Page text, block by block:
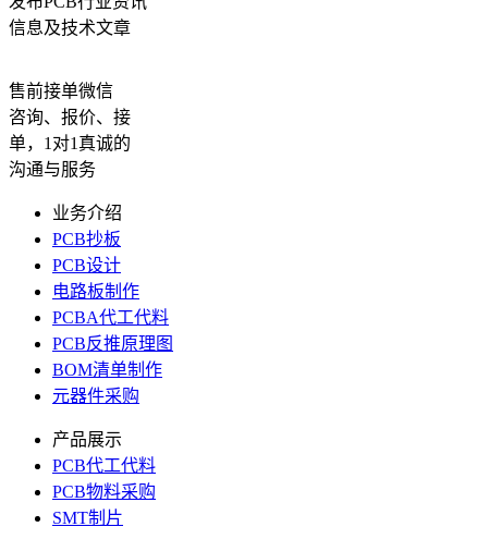
信息及技术文章
售前接单微信
咨询、报价、接
单，1对1真诚的
沟通与服务
业务介绍
PCB抄板
PCB设计
电路板制作
PCBA代工代料
PCB反推原理图
BOM清单制作
元器件采购
产品展示
PCB代工代料
PCB物料采购
SMT制片